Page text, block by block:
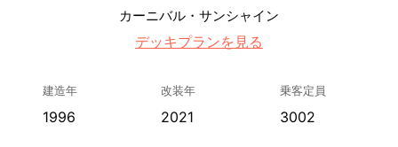
カーニバル・サンシャイン
デッキプランを見る
建造年
1996
改装年
2021
乗客定員
3002